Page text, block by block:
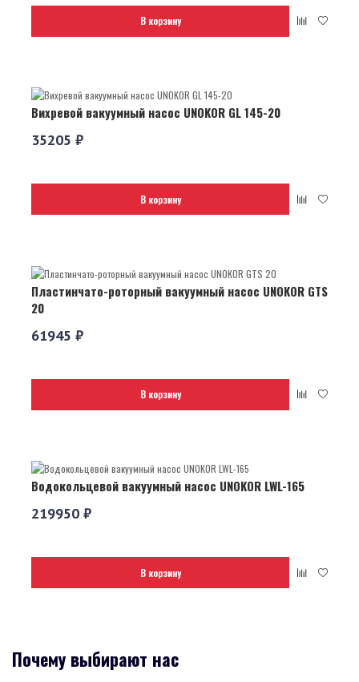
В корзину
Вихревой вакуумный насос UNOKOR GL 145-20
35205 ₽
В корзину
Пластинчато-роторный вакуумный насос UNOKOR GTS
20
61945 ₽
В корзину
Водокольцевой вакуумный насос UNOKOR LWL-165
219950 ₽
В корзину
Почему выбирают нас